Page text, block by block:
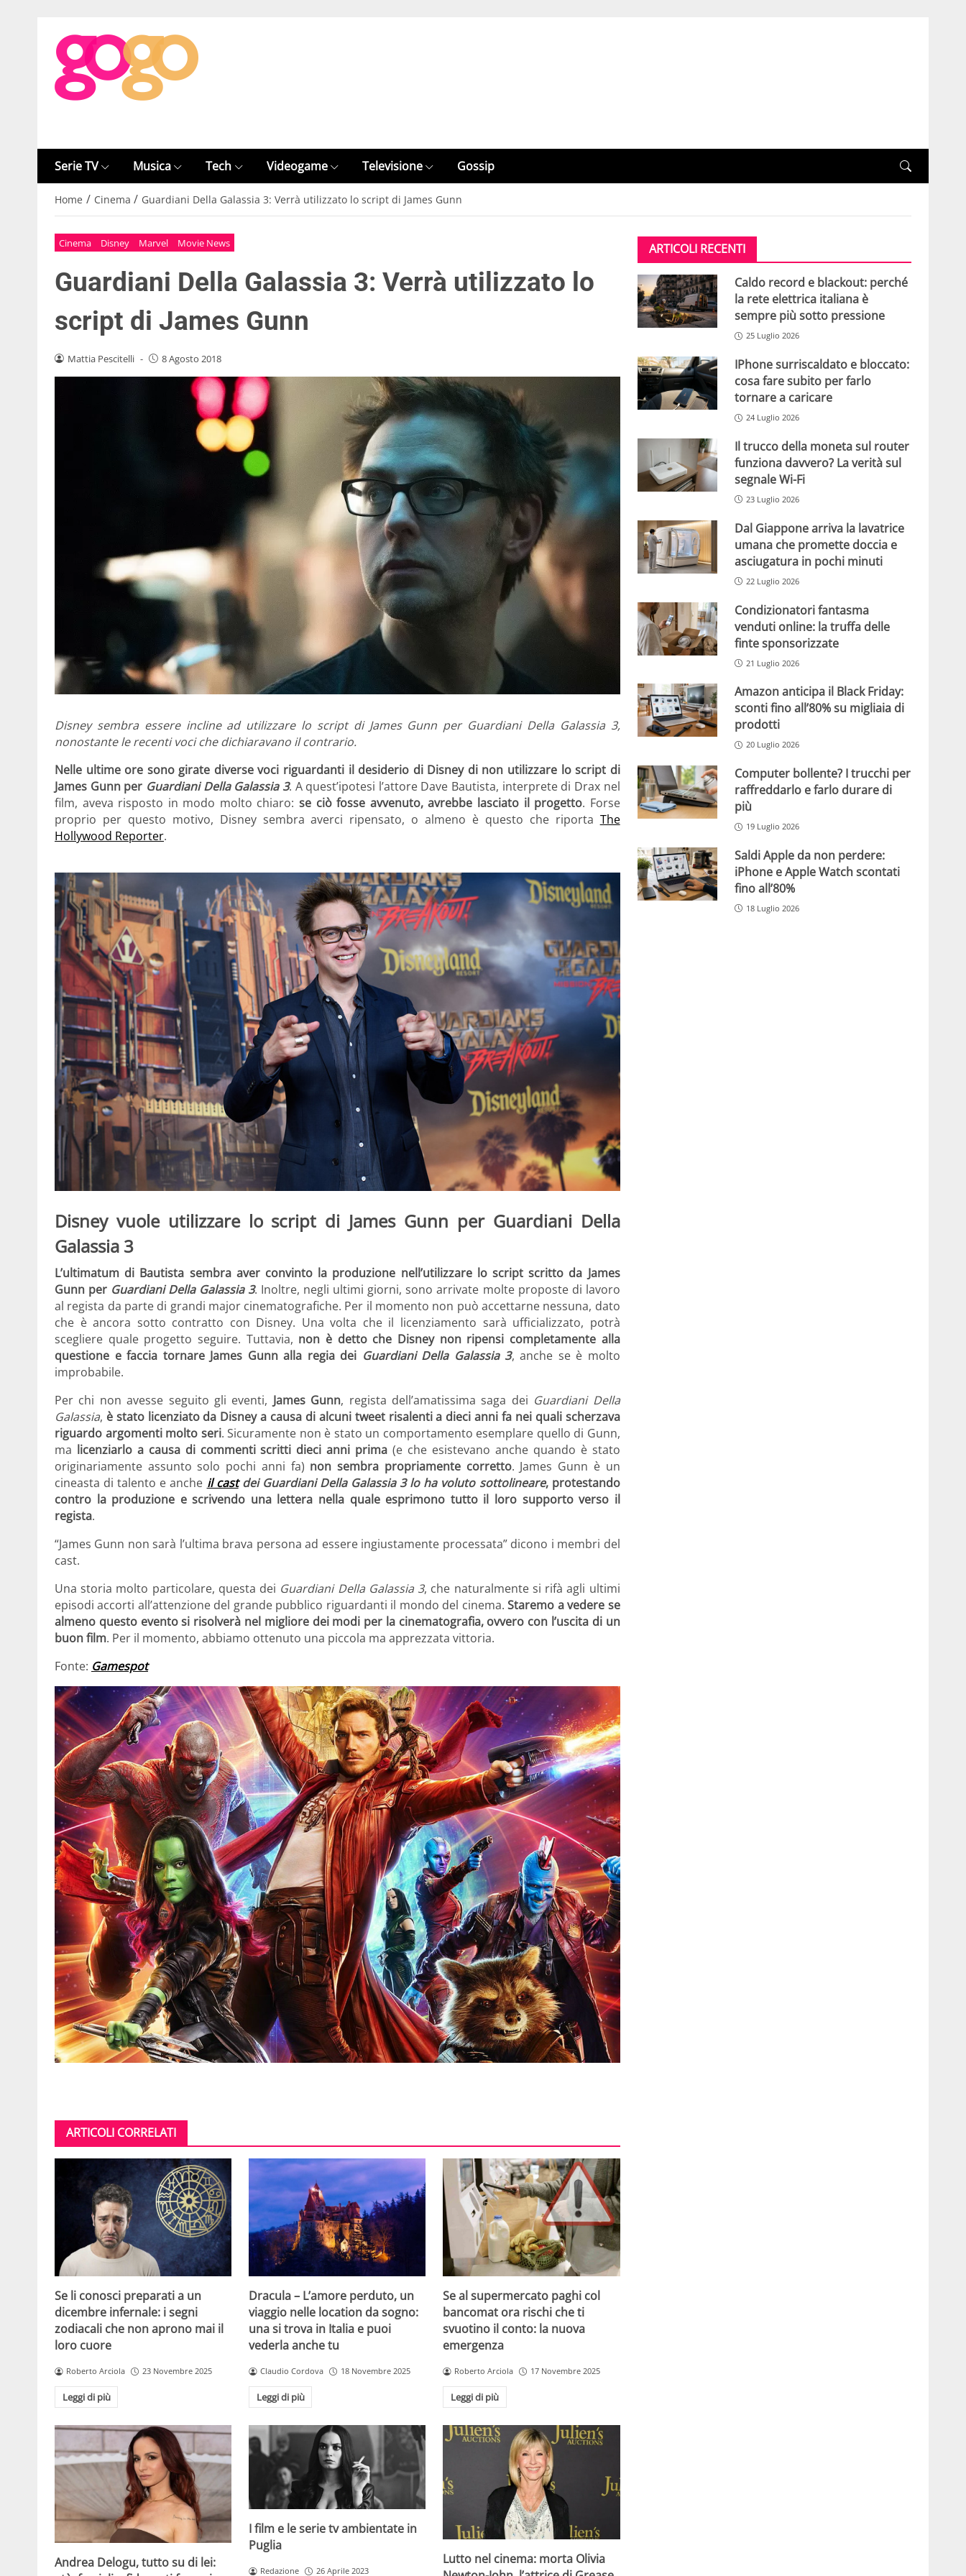
Serie TV Musica Tech Videogame Televisione Gossip
Home / Cinema / Guardiani Della Galassia 3: Verrà utilizzato lo script di James Gunn
Cinema Disney Marvel Movie News
Guardiani Della Galassia 3: Verrà utilizzato lo
script di James Gunn
Mattia Pescitelli - 8 Agosto 2018
Disney sembra essere incline ad utilizzare lo script di James Gunn per Guardiani Della Galassia 3,
nonostante le recenti voci che dichiaravano il contrario.
Nelle ultime ore sono girate diverse voci riguardanti il desiderio di Disney di non utilizzare lo script di
James Gunn per Guardiani Della Galassia 3. A quest’ipotesi l’attore Dave Bautista, interprete di Drax nel
film, aveva risposto in modo molto chiaro:se ciò fosse avvenuto, avrebbe lasciato il progetto. Forse
proprio per questo motivo, Disney sembra averci ripensato, o almeno è questo che riporta The
Hollywood Reporter.
Disney vuole utilizzare lo script di James Gunn per Guardiani Della
Galassia 3
L’ultimatum di Bautista sembra aver convinto la produzione nell’utilizzare lo script scritto da James
Gunn per Guardiani Della Galassia 3. Inoltre, negli ultimi giorni, sono arrivate molte proposte di lavoro
al regista da parte di grandi major cinematografiche. Per il momento non può accettarne nessuna, dato
che è ancora sotto contratto con Disney. Una volta che il licenziamento sarà ufficializzato, potrà
scegliere quale progetto seguire. Tuttavia, non è detto che Disney non ripensi completamente alla
questione e faccia tornare James Gunn alla regia dei Guardiani Della Galassia 3, anche se è molto
improbabile.
Per chi non avesse seguito gli eventi, James Gunn, regista dell’amatissima saga dei Guardiani Della
Galassia, è stato licenziato da Disney a causa di alcuni tweet risalenti a dieci anni fa nei quali scherzava
riguardo argomenti molto seri. Sicuramente non è stato un comportamento esemplare quello di Gunn,
ma licenziarlo a causa di commenti scritti dieci anni prima (e che esistevano anche quando è stato
originariamente assunto solo pochi anni fa) non sembra propriamente corretto. James Gunn è un
cineasta di talento e anche il cast dei Guardiani Della Galassia 3 lo ha voluto sottolineare, protestando
contro la produzione e scrivendo una lettera nella quale esprimono tutto il loro supporto verso il
regista.
“James Gunn non sarà l’ultima brava persona ad essere ingiustamente processata” dicono i membri del
cast.
Una storia molto particolare, questa dei Guardiani Della Galassia 3, che naturalmente si rifà agli ultimi
episodi accorti all’attenzione del grande pubblico riguardanti il mondo del cinema.Staremo a vedere se
almeno questo evento si risolverà nel migliore dei modi per la cinematografia, ovvero con l’uscita di un
buon film. Per il momento, abbiamo ottenuto una piccola ma apprezzata vittoria.
Fonte: Gamespot
ARTICOLI CORRELATI
Se li conosci preparati a un
dicembre infernale: i segni
zodiacali che non aprono mai il
loro cuore
Roberto Arciola 23 Novembre 2025
Leggi di più
Dracula – L’amore perduto, un
viaggio nelle location da sogno:
una si trova in Italia e puoi
vederla anche tu
Claudio Cordova 18 Novembre 2025
Leggi di più
Se al supermercato paghi col
bancomat ora rischi che ti
svuotino il conto: la nuova
emergenza
Roberto Arciola 17 Novembre 2025
Leggi di più
Andrea Delogu, tutto su di lei:
I film e le serie tv ambientate in
Puglia
Redazione 26 Aprile 2023
Lutto nel cinema: morta Olivia
ARTICOLI RECENTI
Caldo record e blackout: perché
la rete elettrica italiana è
sempre più sotto pressione
25 Luglio 2026
IPhone surriscaldato e bloccato:
cosa fare subito per farlo
tornare a caricare
24 Luglio 2026
Il trucco della moneta sul router
funziona davvero? La verità sul
segnale Wi-Fi
23 Luglio 2026
Dal Giappone arriva la lavatrice
umana che promette doccia e
asciugatura in pochi minuti
22 Luglio 2026
Condizionatori fantasma
venduti online: la truffa delle
finte sponsorizzate
21 Luglio 2026
Amazon anticipa il Black Friday:
sconti fino all’80% su migliaia di
prodotti
20 Luglio 2026
Computer bollente? I trucchi per
raffreddarlo e farlo durare di
più
19 Luglio 2026
Saldi Apple da non perdere:
iPhone e Apple Watch scontati
fino all’80%
18 Luglio 2026